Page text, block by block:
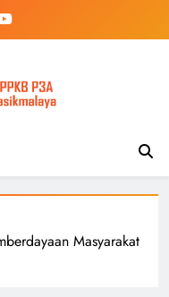
Masyarakat